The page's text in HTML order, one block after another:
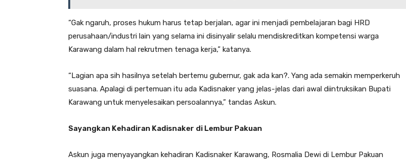
“Gak ngaruh, proses hukum harus tetap berjalan, agar ini menjadi pembelajaran bagi HRD
perusahaan/industri lain yang selama ini disinyalir selalu mendiskreditkan kompetensi warga
Karawang dalam hal rekrutmen tenaga kerja,” katanya.
“Lagian apa sih hasilnya setelah bertemu gubernur, gak ada kan?. Yang ada semakin memperkeruh
suasana. Apalagi di pertemuan itu ada Kadisnaker yang jelas-jelas dari awal diintruksikan Bupati
Karawang untuk menyelesaikan persoalannya,” tandas Askun.
Sayangkan Kehadiran Kadisnaker di Lembur Pakuan
Askun juga menyayangkan kehadiran Kadisnaker Karawang, Rosmalia Dewi di Lembur Pakuan